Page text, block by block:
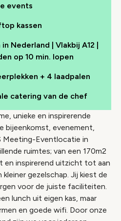
events
kassen
Nederland | Vlakbij A12 |
op 10 min. lopen
+ 4 laadpalen
catering van de chef
unieke en inspirerende
bijeenkomst, evenement,
Meeting-Eventlocatie in
ruimtes; van een 170m2
en inspirerend uitzicht tot aan
gezelschap. Jij kiest de
voor de juiste faciliteiten.
lunch uit eigen kas, maar
en goede wifi. Door onze